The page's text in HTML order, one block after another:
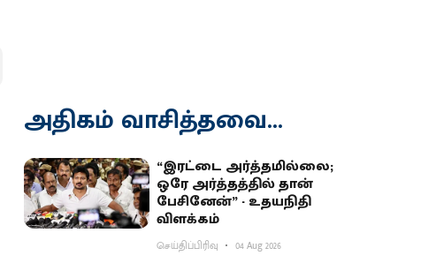
அதிகம் வாசித்தவை...
“இரட்டை அர்த்தமில்லை;
ஒரே அர்த்தத்தில் தான்
பேசினேன்” - உதயநிதி
விளக்கம்
செய்திப்பிரிவு 04 Aug 2026